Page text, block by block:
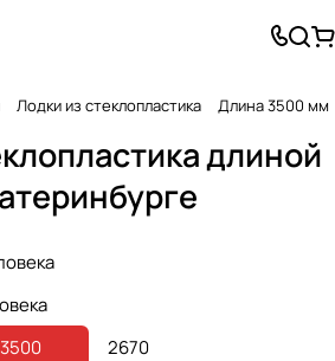
Лодки из стеклопластика Длина 3500 мм
длиной
2670
3500